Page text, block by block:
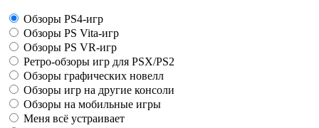
Обзоры PS4-игр
Обзоры PS Vita-игр
Обзоры PS VR-игр
Ретро-обзоры игр для PSX/PS2
Обзоры графических новелл
Обзоры игр на другие консоли
Обзоры на мобильные игры
Меня всё устраивает